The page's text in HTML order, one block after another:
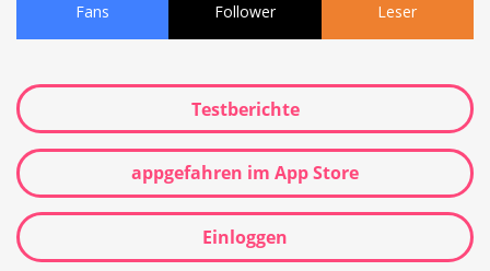
Fans Follower Leser
Testberichte
appgefahren im App Store
Einloggen